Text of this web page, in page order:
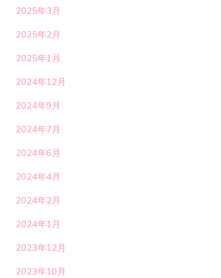
2025年3月
2025年2月
2025年1月
2024年12月
2024年9月
2024年7月
2024年6月
2024年4月
2024年2月
2024年1月
2023年12月
2023年10月